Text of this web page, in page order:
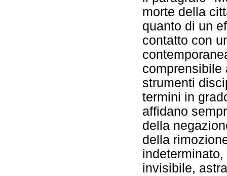
morte della
quanto di un
contatto con
comprensibile
strumenti
termini in
affidano
della
della
invisibile,